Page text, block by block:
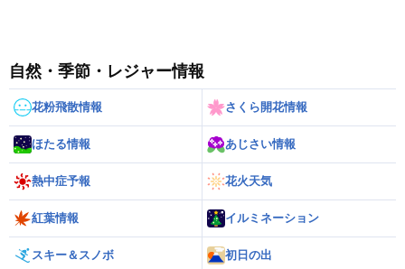
自然・季節・レジャー情報
花粉飛散情報 さくら開花情報
ほたる情報 あじさい情報
熱中症予報 花火天気
紅葉情報 イルミネーション
スキー＆スノボ 初日の出